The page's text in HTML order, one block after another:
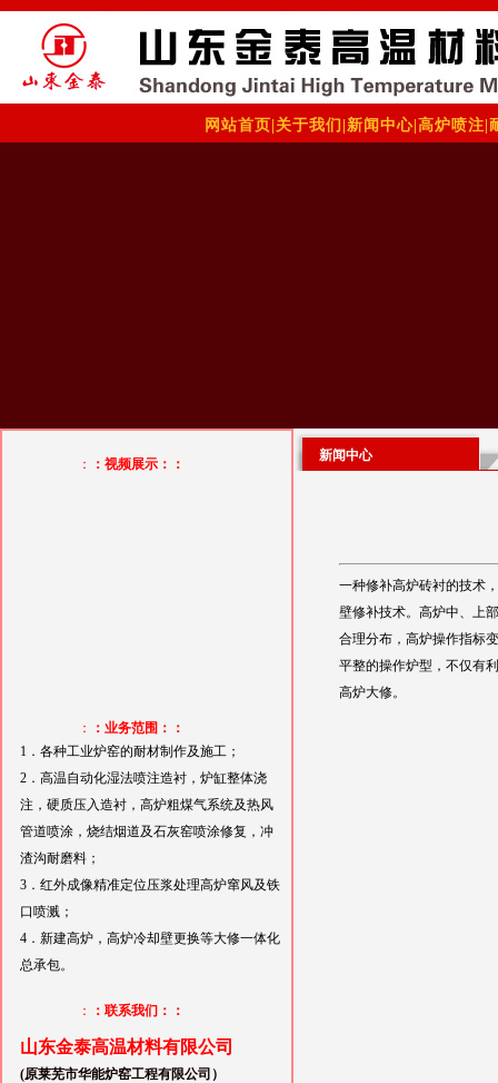
网站首页 关于我们 新闻中心 高炉喷注
： ：视频展示：：
：
：业务范围：：
1．各种工业炉窑的耐材制作及施工；
2．高温自动化湿法喷注造衬，炉缸整体浇
注，硬质压入造衬，高炉粗煤气系统及热风
管道喷涂，烧结烟道及石灰窑喷涂修复，冲
渣沟耐磨料；
3．红外成像精准定位压浆处理高炉窜风及铁
口喷溅；
4．新建高炉，高炉冷却壁更换等大修一体化
总承包。
： ：联系我们：：
山东金泰高温材料有限公司
(原莱芜市华能炉窑工程有限公司）
新闻中心
一种修补高炉砖衬的技术
壁修补技术。高炉中、上
合理分布，高炉操作指标
平整的操作炉型，不仅有
高炉大修。